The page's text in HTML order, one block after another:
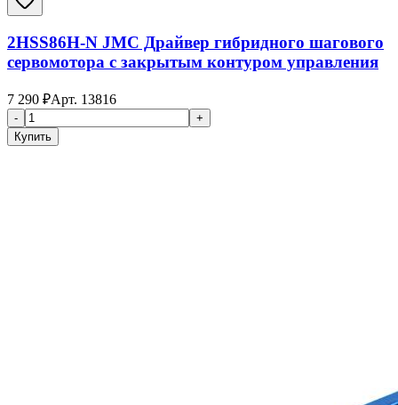
2HSS86H-N JMC Драйвер гибридного шагового
сервомотора с закрытым контуром управления
7 290 ₽Арт. 13816
-
+
Купить